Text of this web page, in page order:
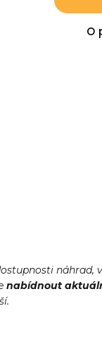
O
náhrad,
nabídnout